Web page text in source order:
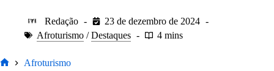
Redação
23 de dezembro de 2024
Afroturismo /Destaques 4 mins
Afroturismo